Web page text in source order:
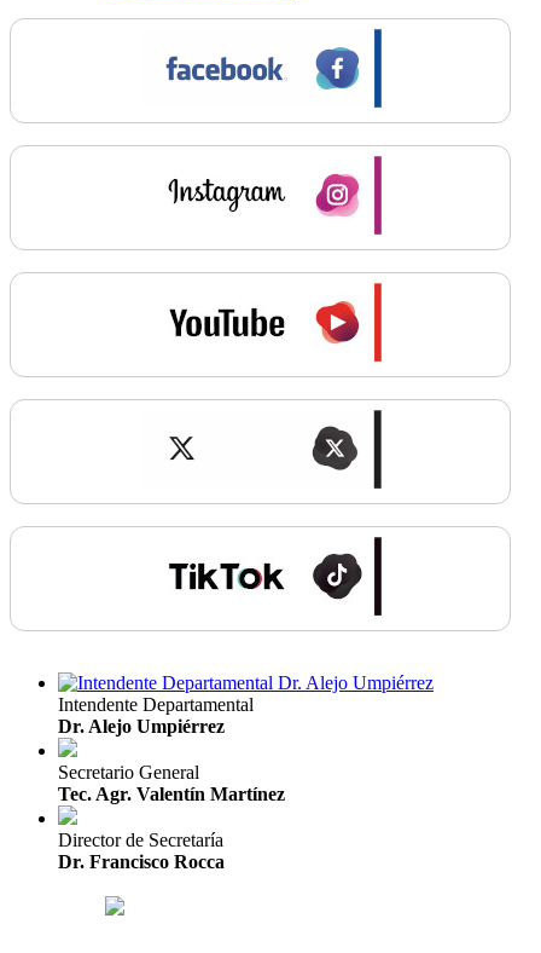
Intendente Departamental
Dr. Alejo Umpiérrez
Secretario General
Tec. Agr. Valentín Martínez
Director de Secretaría
Dr. Francisco Rocca